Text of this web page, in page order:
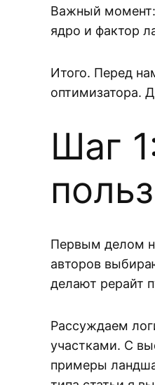
Важный момент:
ядро и фактор
Итого. Перед
оптимизатора.
Шаг
Первым делом
авторов
делают рерайт
Рассуждаем
участками. С
примеры